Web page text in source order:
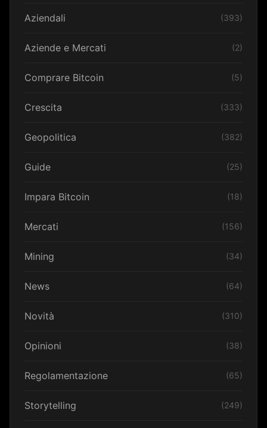
Aziendali (393)
Aziende e Mercati (2)
Comprare Bitcoin (5)
Crescita (333)
Geopolitica (382)
Guide (25)
Impara Bitcoin (18)
Mercati (156)
Mining (34)
News (64)
Novità (310)
Opinioni (38)
Regolamentazione (65)
Storytelling (249)